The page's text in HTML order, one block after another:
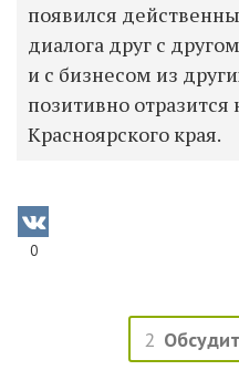
появился
диалога друг с
и с бизнесом из
позитивно
Красноярского края.
0
2